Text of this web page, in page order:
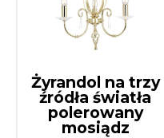
Żyrandol na trzy
źródła światła
polerowany
mosiądz